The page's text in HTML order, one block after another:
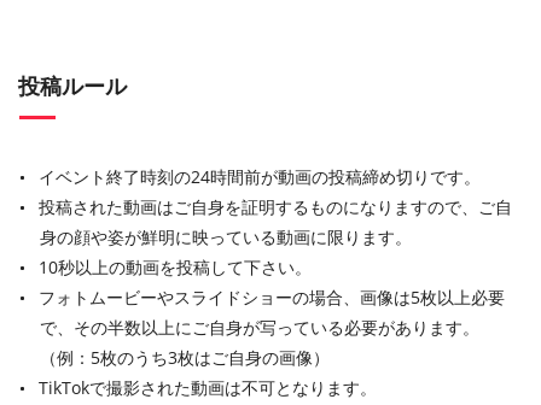
投稿ルール
イベント終了時刻の24時間前が動画の投稿締め切りです。
投稿された動画はご自身を証明するものになりますので、ご自
身の顔や姿が鮮明に映っている動画に限ります。
10秒以上の動画を投稿して下さい。
フォトムービーやスライドショーの場合、画像は5枚以上必要
で、その半数以上にご自身が写っている必要があります。
（例：5枚のうち3枚はご自身の画像）
TikTokで撮影された動画は不可となります。